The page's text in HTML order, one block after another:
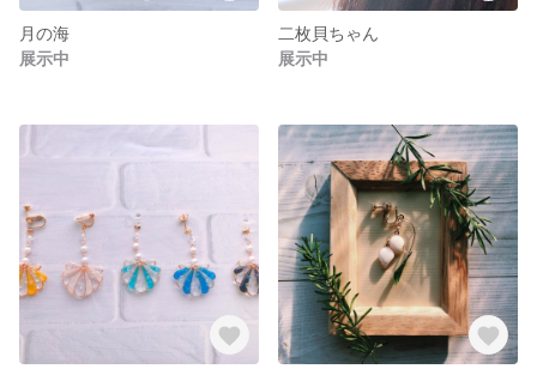
月の海
展示中
二枚貝ちゃん
展示中